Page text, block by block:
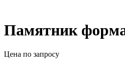
Памятник
Цена по запросу